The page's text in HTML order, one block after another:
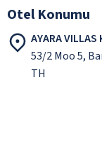
Otel Konumu
AYARA VILLAS
53/2 Moo 5,
TH